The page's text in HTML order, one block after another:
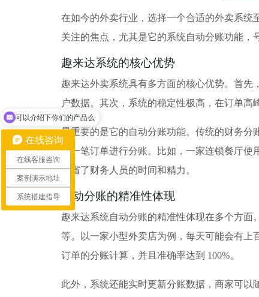
在如今的外卖行业，选择一个合适的外卖系
关注的焦点，尤其是它的系统自动分账功能，
趣来达系统的核心优势
趣来达外卖系统具有多方面的核心优势。首
户数据。其次，系统的稳定性极高，在订单高
最重要的是它的自动分账功能。传统的财务
每一笔订单进行分账。比如，一家连锁餐厅
节省了财务人员的时间和精力。
自动分账的精准性体现
趣来达系统自动分账的精准性体现在多个方
等。以一家小型外卖店为例，每天可能会有
订单的分账计算，并且准确率达到 100%。
此外，系统还能实时更新分账数据，商家可
在线咨询
在线客服咨询
案例演示地址
系统搭建指导
可以介绍下你们的产品么
你们是怎么收费的呢